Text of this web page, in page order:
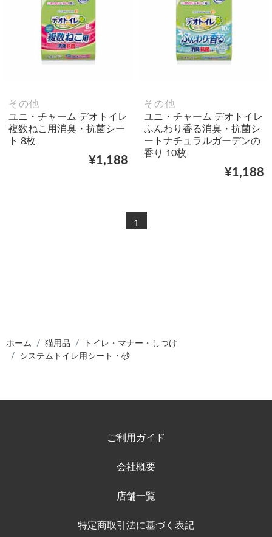
その他
ユニ・チャーム デオトイレ
複数ねこ用消臭・抗菌シー
ト 8枚
¥1,188
その他
ユニ・チャーム デオトイレ
ふんわり香る消臭・抗菌シ
ートナチュラルガーデンの
香り 10枚
¥1,188
1
ホーム 猫用品
トイレ・マナー・しつけ
システムトイレ用シート・砂
ご利用ガイド
会社概要
店舗一覧
特定商取引法に基づく表記